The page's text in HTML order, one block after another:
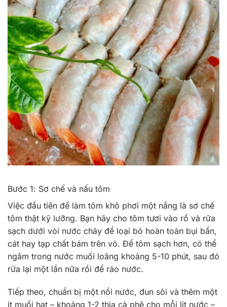
Bước 1: Sơ chế và nấu tôm
Việc đầu tiên để làm tôm khô phơi một nắng là sơ chế
tôm thật kỹ lưỡng. Bạn hãy cho tôm tươi vào rổ và rửa
sạch dưới vòi nước chảy để loại bỏ hoàn toàn bụi bẩn,
cát hay tạp chất bám trên vỏ. Để tôm sạch hơn, có thể
ngâm trong nước muối loãng khoảng 5-10 phút, sau đó
rửa lại một lần nữa rồi để ráo nước.
Tiếp theo, chuẩn bị một nồi nước, đun sôi và thêm một
ít muối hạt – khoảng 1-2 thìa cà phê cho mỗi lít nước –